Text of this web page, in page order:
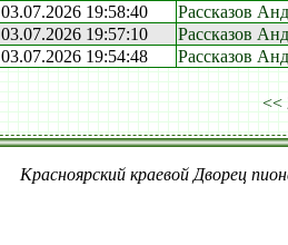
03.07.2026 19:58:40 Рассказов
03.07.2026 19:57:10 Рассказов
03.07.2026 19:54:48 Рассказов
<<
Красноярский краевой Дворец